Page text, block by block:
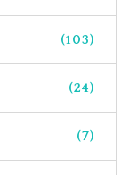
(103)
(24)
(7)